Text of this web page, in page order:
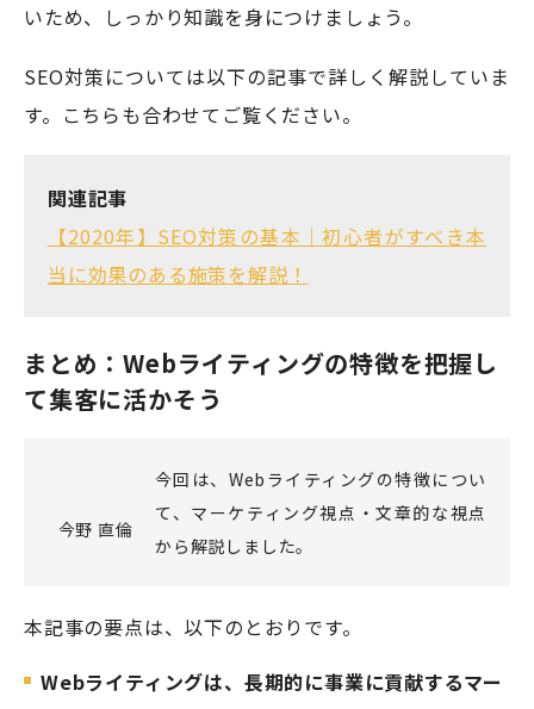
いため、しっかり知識を身につけましょう。
SEO対策については以下の記事で詳しく解説していま
す。こちらも合わせてご覧ください。
関連記事
【2020年】SEO対策の基本｜初心者がすべき本
当に効果のある施策を解説！
まとめ：Webライティングの特徴を把握し
て集客に活かそう
今野 直倫
今回は、Webライティングの特徴につい
て、マーケティング視点・文章的な視点
から解説しました。
本記事の要点は、以下のとおりです。
Webライティングは、長期的に事業に貢献するマー